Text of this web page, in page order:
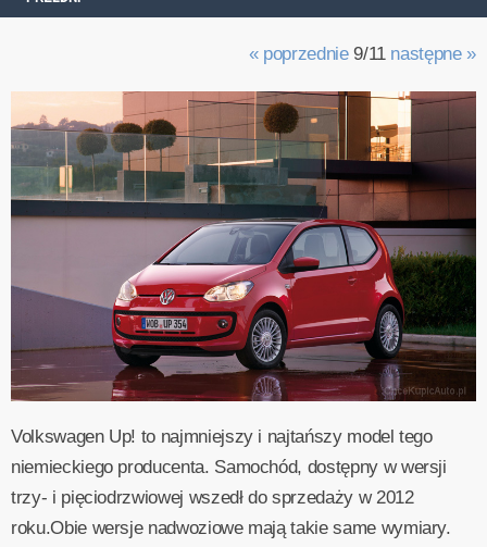
« poprzednie9/11 następne »
Volkswagen Up! to najmniejszy i najtańszy model tego
niemieckiego producenta. Samochód, dostępny w wersji
trzy- i pięciodrzwiowej wszedł do sprzedaży w 2012
roku.Obie wersje nadwoziowe mają takie same wymiary.